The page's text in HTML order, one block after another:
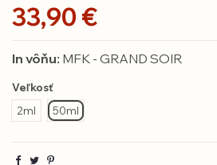
33,90 €
In vôňu: MFK - GRAND SOIR
Veľkosť
2ml
50ml